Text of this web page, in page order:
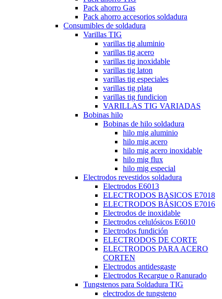
Pack ahorro Gas
Pack ahorro accesorios soldadura
Consumibles de soldadura
Varillas TIG
varillas tig aluminio
varillas tig acero
varillas tig inoxidable
varillas tig laton
varillas tig especiales
varillas tig plata
varillas tig fundicion
VARILLAS TIG VARIADAS
Bobinas hilo
Bobinas de hilo soldadura
hilo mig aluminio
hilo mig acero
hilo mig acero inoxidable
hilo mig flux
hilo mig especial
Electrodos revestidos soldadura
Electrodos E6013
ELECTRODOS BASICOS E7018
ELECTRODOS BÁSICOS E7016
Electrodos de inoxidable
Electrodos celulósicos E6010
Electrodos fundición
ELECTRODOS DE CORTE
ELECTRODOS PARA ACERO
CORTEN
Electrodos antidesgaste
Electrodos Recargue o Ranurado
Tungstenos para Soldadura TIG
electrodos de tungsteno